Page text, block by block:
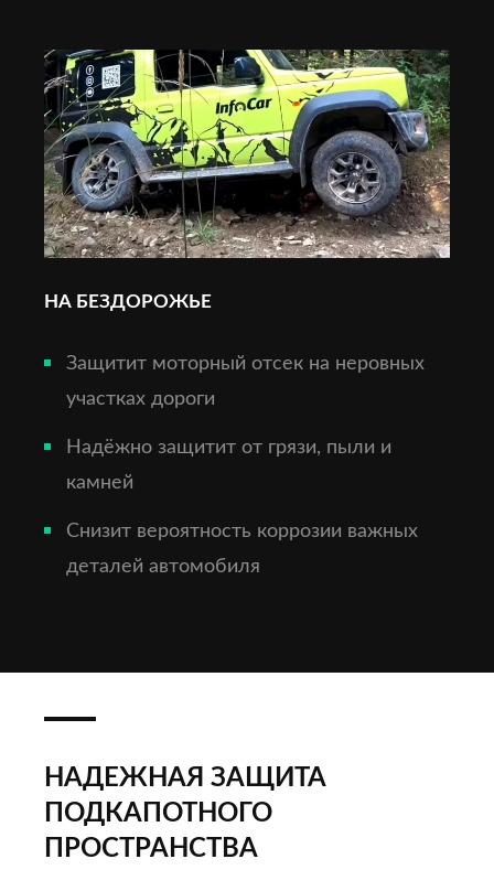
НА БЕЗДОРОЖЬЕ
Защитит моторный отсек на неровных
участках дороги
Надёжно защитит от грязи, пыли и
камней
Снизит вероятность коррозии важных
деталей автомобиля
НАДЕЖНАЯ ЗАЩИТА
ПОДКАПОТНОГО
ПРОСТРАНСТВА